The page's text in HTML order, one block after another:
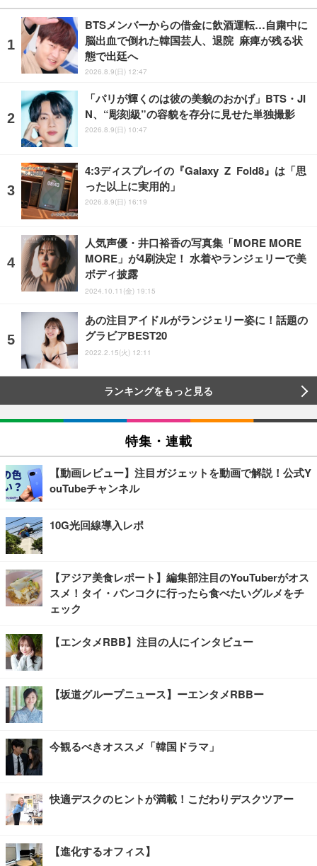
BTSメンバーからの借金に飲酒運転…自粛中に
脳出血で倒れた韓国芸人、退院 麻痺が残る状
態で出廷へ
2026.8.9(日) 12:47
「パリが輝くのは彼の美貌のおかげ」BTS・JI
N、“彫刻級”の容貌を存分に見せた単独撮影
2026.8.9(日) 10:47
4:3ディスプレイの『Galaxy Z Fold8』は「思
った以上に実用的」
2026.8.9(日) 16:19
人気声優・井口裕香の写真集「MORE MORE
MORE」が4刷決定！ 水着やランジェリーで美
ボディ披露
2024.10.11(金) 19:15
あの注目アイドルがランジェリー姿に！話題の
グラビアBEST20
2022.2.15(火) 12:11
ランキングをもっと見る
特集・連載
【動画レビュー】注目ガジェットを動画で解説！公式Y
ouTubeチャンネル
10G光回線導入レポ
【アジア美食レポート】編集部注目のYouTuberがオス
スメ！タイ・バンコクに行ったら食べたいグルメをチ
ェック
【エンタメRBB】注目の人にインタビュー
【坂道グループニュース】ーエンタメRBBー
今観るべきオススメ「韓国ドラマ」
快適デスクのヒントが満載！こだわりデスクツアー
【進化するオフィス】